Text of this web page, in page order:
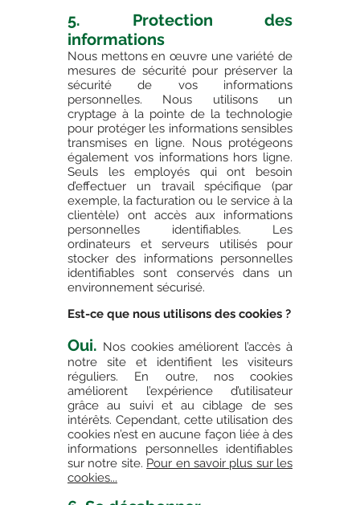
5. Protection des
informations
Nous mettons en œuvre une variété de
mesures de sécurité pour préserver la
sécurité de vos informations
personnelles. Nous utilisons un
cryptage à la pointe de la technologie
pour protéger les informations sensibles
transmises en ligne. Nous protégeons
également vos informations hors ligne.
Seuls les employés qui ont besoin
d’effectuer un travail spécifique (par
exemple, la facturation ou le service à la
clientèle) ont accès aux informations
personnelles identifiables. Les
ordinateurs et serveurs utilisés pour
stocker des informations personnelles
identifiables sont conservés dans un
environnement sécurisé.
Est-ce que nous utilisons des cookies ?
Oui. Nos cookies améliorent l’accès à
notre site et identifient les visiteurs
réguliers. En outre, nos cookies
améliorent l’expérience d’utilisateur
grâce au suivi et au ciblage de ses
intérêts. Cependant, cette utilisation des
cookies n’est en aucune façon liée à des
informations personnelles identifiables
sur notre site. Pour en savoir plus sur les
cookies...